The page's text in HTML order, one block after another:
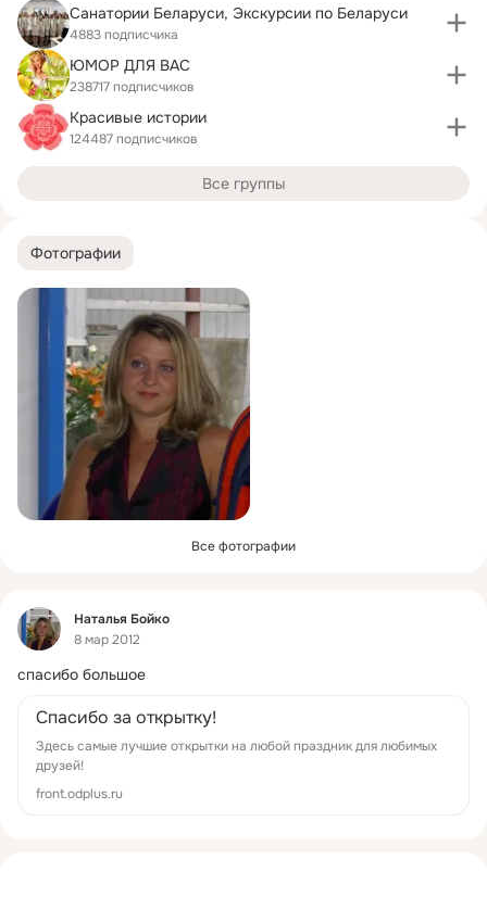
Фотографии
Все фотографии
Фид
Наталья Бойко
8 мар 2012
спасибо большое
Спасибо за открытку!
Здесь самые лучшие открытки на любой праздник для любимых
друзей!
front.odplus.ru
Санатории Беларуси, Экскурсии по Беларуси
4883 подписчика
ЮМОР ДЛЯ ВАС
238717 подписчиков
Красивые истории
124487 подписчиков
Все группы